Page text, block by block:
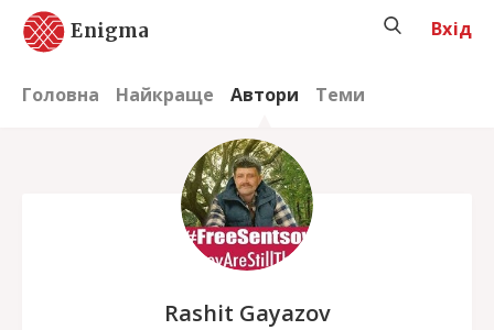
Enigma
Головна Найкраще Автори Теми
Вхід
Rashit Gayazov